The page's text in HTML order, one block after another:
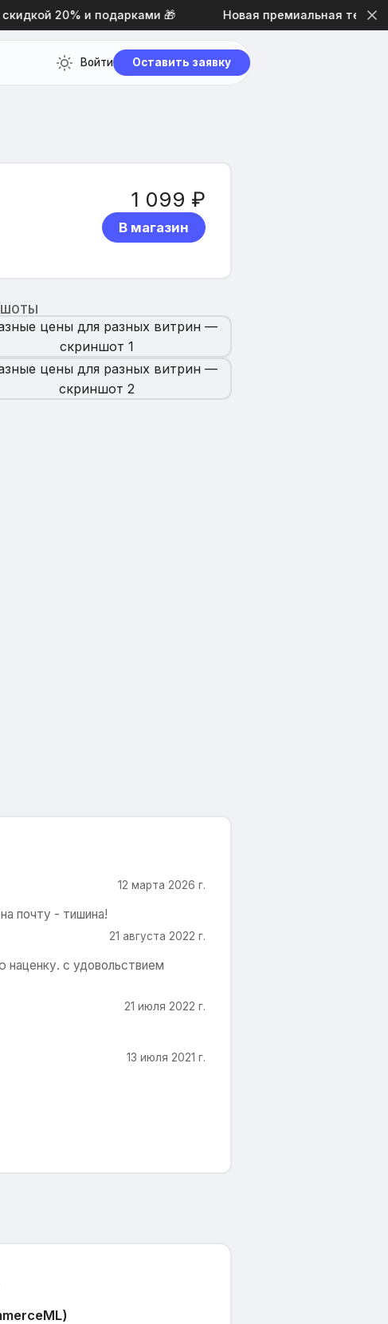
20% и подарками 🎁 Новая премиальная тема
Войти Оставить заявку
1 099 ₽
В магазин
12 марта 2026 г.
почту - тишина!
21 августа 2022 г.
наценку. с удовольствием
21 июля 2022 г.
13 июля 2021 г.